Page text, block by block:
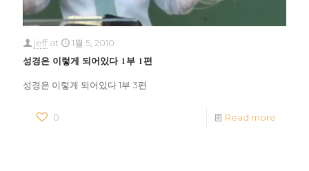
jeff at 1월 5, 2010
성경은 이렇게 되어있다 1부 1편
성경은 이렇게 되어있다 1부 3편
0 Read more